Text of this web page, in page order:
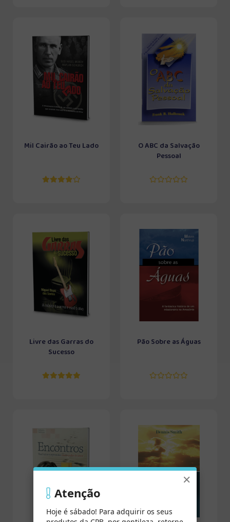
Mil Cairão ao Teu Lado
O ABC da Salvação
Pessoal
Livre das Garras do
Sucesso
Pão Sobre as Águas
×
Atenção
Hoje é sábado! Para adquirir os seus